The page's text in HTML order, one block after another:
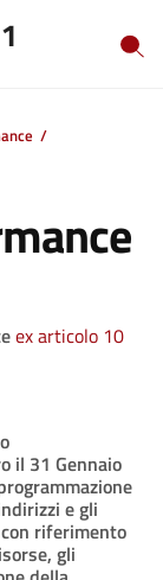
/
ex articolo 10
il 31 Gennaio
e gli
riferimento
gli